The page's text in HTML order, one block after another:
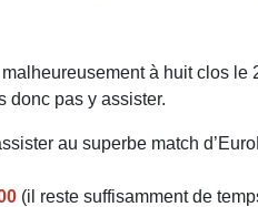
à huit clos le
donc pas y assister.
au superbe match
(il reste suffisamment de